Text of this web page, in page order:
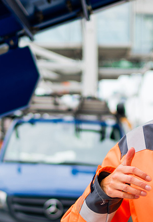
Center der HPA
aller Verkehrsmeldungen